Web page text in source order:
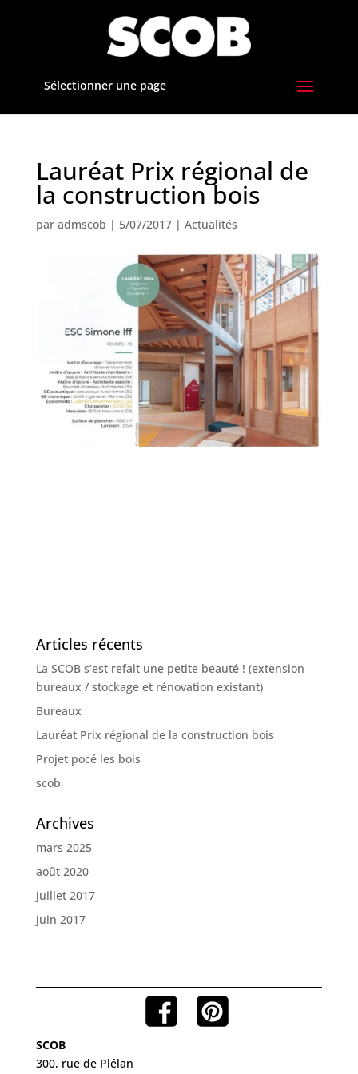
Sélectionner une page
Lauréat Prix régional de
la construction bois
par admscob | 5/07/2017| Actualités
Articles récents
La SCOB s’est refait une petite beauté ! (extension
bureaux / stockage et rénovation existant)
Bureaux
Lauréat Prix régional de la construction bois
Projet pocé les bois
scob
Archives
mars 2025
août 2020
juillet 2017
juin 2017
SCOB
300, rue de Plélan